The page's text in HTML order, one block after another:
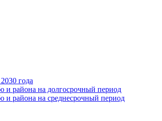
года
и района на долгосрочный период
и района на среднесрочный период